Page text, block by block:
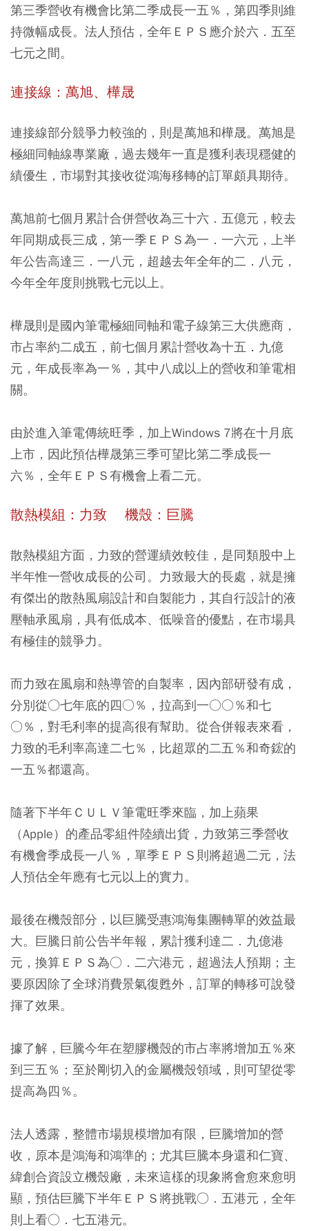
第三季營收有機會比第二季成長一五％，第四季則維
持微幅成長。法人預估，全年ＥＰＳ應介於六．五至
七元之間。
連接線：萬旭、樺晟
連接線部分競爭力較強的，則是萬旭和樺晟。萬旭是
極細同軸線專業廠，過去幾年一直是獲利表現穩健的
績優生，市場對其接收從鴻海移轉的訂單頗具期待。
萬旭前七個月累計合併營收為三十六．五億元，較去
年同期成長三成，第一季ＥＰＳ為一．一六元，上半
年公告高達三．一八元，超越去年全年的二．八元，
今年全年度則挑戰七元以上。
樺晟則是國內筆電極細同軸和電子線第三大供應商，
市占率約二成五，前七個月累計營收為十五．九億
元，年成長率為一％，其中八成以上的營收和筆電相
關。
由於進入筆電傳統旺季，加上Windows 7將在十月底
上市，因此預估樺晟第三季可望比第二季成長一
六％，全年ＥＰＳ有機會上看二元。
散熱模組：力致 機殼：巨騰
散熱模組方面，力致的營運績效較佳，是同類股中上
半年惟一營收成長的公司。力致最大的長處，就是擁
有傑出的散熱風扇設計和自製能力，其自行設計的液
壓軸承風扇，具有低成本、低噪音的優點，在市場具
有極佳的競爭力。
而力致在風扇和熱導管的自製率，因內部研發有成，
分別從○七年底的四○％，拉高到一○○％和七
○％，對毛利率的提高很有幫助。從合併報表來看，
力致的毛利率高達二七％，比超眾的二五％和奇鋐的
一五％都還高。
隨著下半年ＣＵＬＶ筆電旺季來臨，加上蘋果
（Apple）的產品零組件陸續出貨，力致第三季營收
有機會季成長一八％，單季ＥＰＳ則將超過二元，法
人預估全年應有七元以上的實力。
最後在機殼部分，以巨騰受惠鴻海集團轉單的效益最
大。巨騰日前公告半年報，累計獲利達二．九億港
元，換算ＥＰＳ為○．二六港元，超過法人預期；主
要原因除了全球消費景氣復甦外，訂單的轉移可說發
揮了效果。
據了解，巨騰今年在塑膠機殼的市占率將增加五％來
到三五％；至於剛切入的金屬機殼領域，則可望從零
提高為四％。
法人透露，整體市場規模增加有限，巨騰增加的營
收，原本是鴻海和鴻準的；尤其巨騰本身還和仁寶、
緯創合資設立機殼廠，未來這樣的現象將會愈來愈明
顯，預估巨騰下半年ＥＰＳ將挑戰○．五港元，全年
則上看○．七五港元。